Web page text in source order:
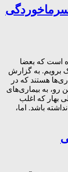
است که بعضا
برویم. به گزارش
هستند که در
رو، به بیماری‌های
که اغلب
باشد. اما،